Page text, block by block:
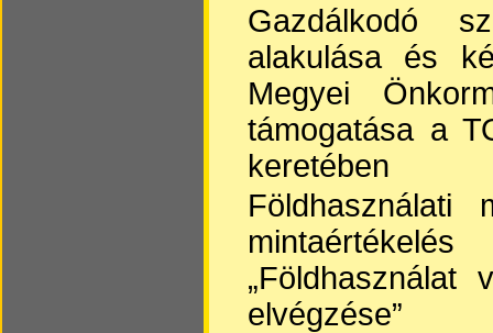
Gazdálkodó
alakulása és
Megyei
támogatása a
keretében
Földhasználati
„Földhasználat
elvégzése”